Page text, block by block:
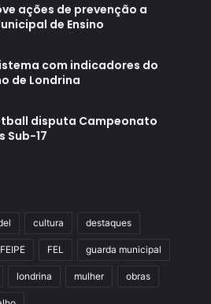
ações de prevenção a
de Ensino
com indicadores do
de Londrina
disputa Campeonato
Sub-17
cultura destaques
FEIPE FEL guarda municipal
londrina mulher obras